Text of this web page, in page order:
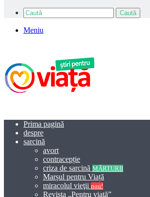
Caută
Meniu
Prima pagină
despre
sarcină
avort
contracepție
criza de sarcină MĂRTURII
Marșul pentru Viață
miracolul vieţii nou!
Revista „Pentru viață”